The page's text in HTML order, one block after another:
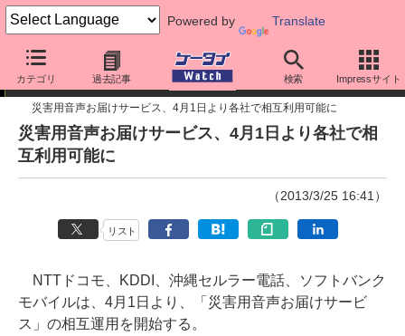
Powered by Translate
カテゴリ 過去記事 検索 Impressサイト
ニュース
災害用音声お届けサービス、4月1日より各社で相互利用可能に
災害用音声お届けサービス、4月1日より各社で相
互利用可能に
（2013/3/25 16:41）
リスト
NTTドコモ、KDDI、沖縄セルラー電話、ソフトバンク
モバイルは、4月1日より、「災害用音声お届けサービ
ス」の相互運用を開始する。